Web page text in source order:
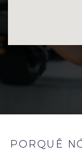
PORQUÊ